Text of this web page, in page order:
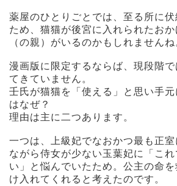
薬屋のひとりごとでは、至る所に
ため、猫猫が後宮に入れられたお
（の親）がいるのかもしれませんね
漫画版に限定するならば、現段階
てきていません。
壬氏が猫猫を「使える」と思い手
はなぜ？
理由は主に二つあります。
一つは、上級妃でなおかつ最も正室
ながら侍女が少ない玉葉妃に「こ
い」と悩んでいたため。公主の命
け入れてくれると考えたのです。